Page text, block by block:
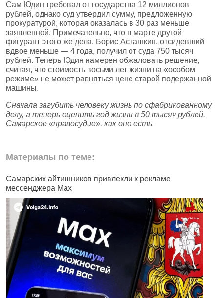
Сам Юдин требовал от государства 12 миллионов
рублей, однако суд утвердил сумму, предложенную
прокуратурой, которая оказалась в 30 раз меньше
заявленной. Примечательно, что в марте другой
фигурант этого же дела, Борис Асташкин, отсидевший
вдвое меньше — 4 года, получил от суда 750 тысяч
рублей. Теперь Юдин намерен обжаловать решение,
считая, что стоимость восьми лет жизни на «особом
режиме» не может равняться цене старой подержанной
машины.
Сначала загубить человеку жизнь по сфабрикованному
делу, а теперь оценить год жизни в 50 тысяч рублей.
Самарское «правосудие», как оно есть.
Материалы по теме:
Самарских айтишников привлекли к рекламе
мессенджера Max